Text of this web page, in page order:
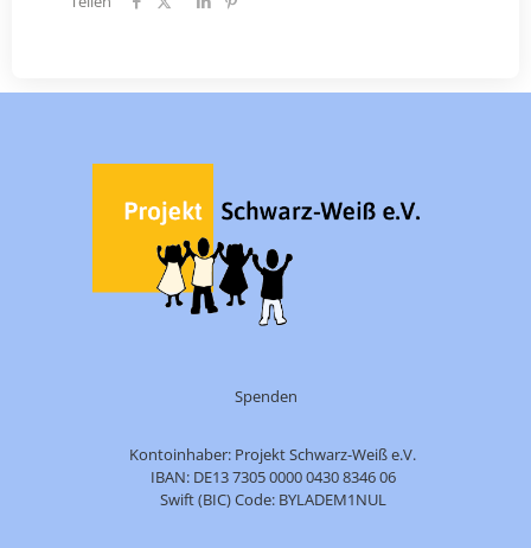
Spenden
Kontoinhaber: Projekt Schwarz-Weiß e.V.
IBAN: DE13 7305 0000 0430 8346 06
Swift (BIC) Code: BYLADEM1NUL